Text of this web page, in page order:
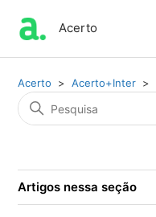
Acerto
Acerto Acerto+Inter
Artigos nessa seção